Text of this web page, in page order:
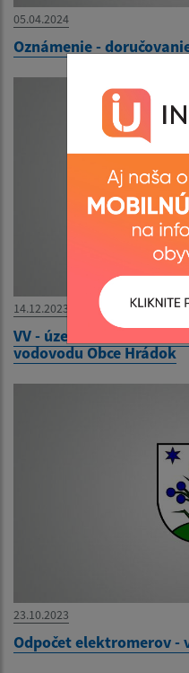
05.04.2024
Oznámenie -
14.12.2023
VV - územné
vodovodu Obce Hrádok
23.10.2023
Odpočet elektromerov -